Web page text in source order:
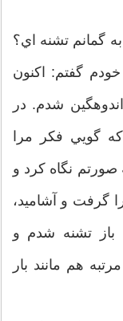
گمانم تشنه اي؟
خودم گفتم: اكنون
شدم. در
گويي فكر مرا
صورتم نگاه كرد و
گرفت و آشاميد،
تشنه شدم و
هم مانند بار